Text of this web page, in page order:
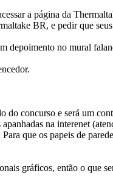
a página da
BR, e pedir que
depoimento no mural
do concurso e será um
na interenet
que os papeis de
gráficos, então o que